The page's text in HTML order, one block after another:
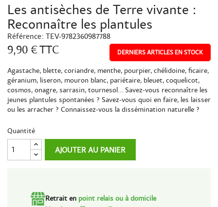
Les antisèches de Terre vivante :
Reconnaître les plantules
Référence: TEV-9782360987788
9,90 €TTC DERNIERS ARTICLES EN STOCK
Agastache, blette, coriandre, menthe, pourpier, chélidoine, ficaire,
géranium, liseron, mouron blanc, pariétaire, bleuet, coquelicot,
cosmos, onagre, sarrasin, tournesol… Savez-vous reconnaître les
jeunes plantules spontanées ? Savez-vous quoi en faire, les laisser
ou les arracher ? Connaissez-vous la dissémination naturelle ?
Quantité
AJOUTER AU PANIER
Retrait en point relais ou à domicile